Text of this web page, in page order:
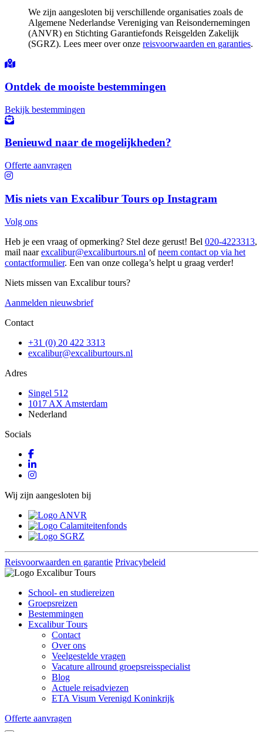
We zijn aangesloten bij verschillende organisaties zoals de
Algemene Nederlandse Vereniging van Reisondernemingen
(ANVR) en Stichting Garantiefonds Reisgelden Zakelijk
(SGRZ). Lees meer over onze reisvoorwaarden en garanties.
Ontdek de mooiste bestemmingen
Bekijk bestemmingen
Benieuwd naar de mogelijkheden?
Offerte aanvragen
Mis niets van Excalibur Tours op Instagram
Volg ons
Heb je een vraag of opmerking? Stel deze gerust! Bel 020-4223313,
mail naarexcalibur@excaliburtours.nl ofneem contact op via het
contactformulier. Een van onze collega’s helpt u graag verder!
Niets missen van Excalibur tours?
Aanmelden nieuwsbrief
Contact
+31 (0) 20 422 3313
excalibur@excaliburtours.nl
Adres
Singel 512
1017 AX Amsterdam
Nederland
Socials
Wij zijn aangesloten bij
Reisvoorwaarden en garantie Privacybeleid
School- en studiereizen
Groepsreizen
Bestemmingen
Excalibur Tours
Contact
Over ons
Veelgestelde vragen
Vacature allround groepsreisspecialist
Blog
Actuele reisadviezen
ETA Visum Verenigd Koninkrijk
Offerte aanvragen